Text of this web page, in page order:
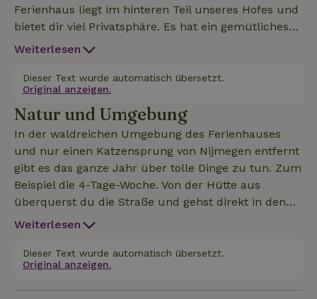
Ferienhaus liegt im hinteren Teil unseres Hofes und
bietet dir viel Privatsphäre. Es hat ein gemütliches
Wohnzimmer mit offener Küche, ausgestattet mit
ein schöner Palettenofen, der dafür sorgt, dass die
Hütte an kälteren Tagen schnell warm ist. Genieße
die gemütlichen Flammen! Es gibt auch einen
Fernseher und WiFi. Es gibt ein
Doppelboxspringbett, mit dem du nachts mit Blick
auf den Sternenhimmel einschlafen kannst. Es gibt
ein Badezimmer mit Toilette, Waschbecken und
einer Regendusche. Vom Wohnzimmer aus kommst
Terrasse, wo du den ganzen Tag die Sonne genießen
kannst. Es gibt ein Gartenset und einen schönen
Hängesessel und eine Hängematte, um im Sommer
Weiterlesen
Dieser Text wurde automatisch übersetzt.
Original anzeigen.
Natur und Umgebung
In der waldreichen Umgebung des Ferienhauses
und nur einen Katzensprung von Nijmegen entfernt
gibt es das ganze Jahr über tolle Dinge zu tun. Zum
Beispiel die 4-Tage-Woche. Von der Hütte aus
überquerst du die Straße und gehst direkt in den
Wald für endlose Spaziergänge. Außerdem kannst
Flusslandschaften machen. Die Thermen
Berendonk sind ganz in der Nähe und einkaufen
kannst du auch im gemütlichen Grave, in Wijchen,
Weiterlesen
Dieser Text wurde automatisch übersetzt.
Original anzeigen.